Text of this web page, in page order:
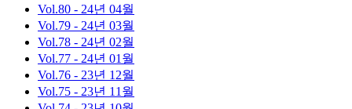
Vol.80 - 24년 04월
Vol.79 - 24년 03월
Vol.78 - 24년 02월
Vol.77 - 24년 01월
Vol.76 - 23년 12월
Vol.75 - 23년 11월